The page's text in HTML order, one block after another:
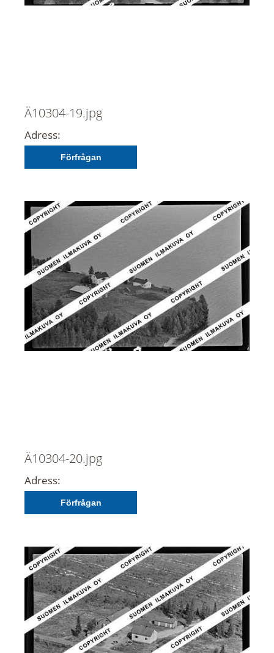
Ä10304-19.jpg
Adress:
Förfrågan
Ä10304-20.jpg
Adress:
Förfrågan